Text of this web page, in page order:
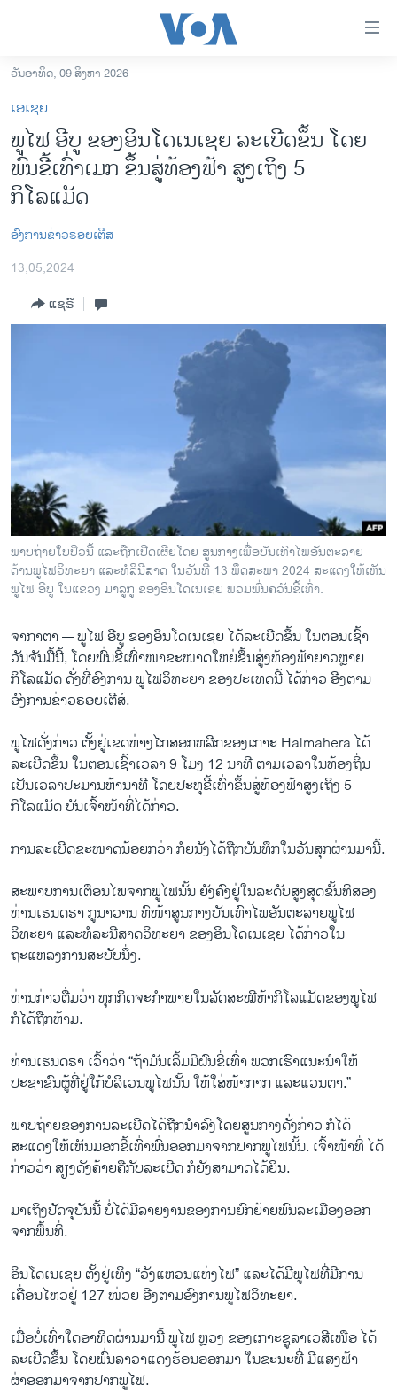
ເຂົ້າ
ຫາ
ຂ້າມ
ຂ້າມ
ໄປ
ຫາ
ຊອກ
ລາວ
ອາເມຣິກາ
ການເລືອກຕັ້ງ ປະທານາທີບໍດີ ສະຫະລັດ 2024
ອິດສະຫຼະພາບດ້ານການຂ່າວ
ພາສາອັງກິດ
ວີດີໂອ
ສຽງ
ລາຍການກະຈາຍສຽງ
ຕິດຕາມພວກເຮົາ ທີ່
ພາສາຕ່າງໆ
ວັນອາທິດ, 09 ສິງຫາ 2026
ເອເຊຍ
ພູໄຟ ອີບູ ຂອງອິນໂດເນເຊຍ ລະເບີດຂຶ້ນ ໂດຍ
ພົ່ນຂີ້ເທົ່າເມກ ຂຶ້ນສູ່ທ້ອງຟ້າ ສູງເຖິງ 5
ກິໂລແມັດ
ອົງການຂ່າວຣອຍເຕີສ
13,05,2024
ແຊຣ໌
ພາບຖ່າຍໃບປິວນີ້ ແລະຖືກເປີດເຜີຍໂດຍ ສູນກາງເພື່ອບັນເທົາໄພອັນຕະລາຍ
ດ້ານພູໄຟວິທະຍາ ແລະທໍລິນີສາດ ໃນວັນທີ 13 ພຶດສະພາ 2024 ສະແດງໃຫ້ເຫັນ
ພູໄຟ ອີບູ ໃນແຂວງ ມາລູກູ ຂອງອິນໂດເນເຊຍ ພວມພົ່ນຄວັນຂີ້ເທົ່າ.
ຈາກາຕາ —ພູໄຟ ອີບູ ຂອງອິນໂດເນເຊຍ ໄດ້ລະເບີດຂຶ້ນ ໃນຕອນເຊົ້າ
ວັນຈັນມື້ນີ້, ໂດຍພົ່ນຂີ້ເທົ່າໜາຂະໜາດໃຫຍ່ຂຶ້ນສູ່ງທ້ອງຟ້າຍາວຫຼາຍ
ກິໂລແມັດ ດັ່ງທີ່ອົງການ ພູໄຟວິທະຍາ ຂອງປະເທດນີ້ ໄດ້ກ່າວ ອີງຕາມ
ອົງການຂ່າວຣອຍເຕີສ໌.
ພູໄຟດັ່ງກ່າວ ຕັ້ງຢູ່ເຂດຫ່າງໄກສອກຫລີກຂອງເກາະ Halmahera ໄດ້
ລະເບີດຂຶ້ນ ໃນຕອນເຊົ້າເວລາ 9 ໂມງ 12 ນາທີ ຕາມເວລາໃນທ້ອງຖິ່ນ
ເປັນເວລາປະມານຫ້ານາທີ ໂດຍປະທຸຂີ້ເທົ່າຂຶ້ນສູ່ທ້ອງຟ້າສູງເຖິງ 5
ກິໂລແມັດ ບັນເຈົ້າໜ້າທີ່ໄດ້ກ່າວ.
ການລະເບີດຂະໜາດນ້ອຍກວ່າ ກໍຍນັງໄດ້ຖືກບັນທຶກໃນວັນສຸກຜ່ານມານີ້.
ສະພາບການເຕືອນໄພຈາກພູໄຟນັ້ນ ຍັງຄົງຢູ່ໃນລະດັບສູງສຸດຂັ້ນທີສອງ
ທ່ານເຮນດຣາ ກູນາວານ ຫົໜ້າສູນກາງບັນເທົາໄພອັນຕະລາຍພູໄຟ
ວິທະຍາ ແລະທໍລະນີສາດວິທະຍາ ຂອງອິນໂດເນເຊຍ ໄດ້ກ່າວໃນ
ຖະແຫລງການສະບັບນຶ່ງ.
ທ່ານກ່າວຕື່ມວ່າ ທຸກກິດຈະກຳພາຍໃນລັດສະໝີຫ້າກິໂລແມັດຂອງພູໄຟ
ກໍໄດ້ຖືກຫ້າມ.
ທ່ານເຮນດຣາ ເວົ້າວ່າ “ຖ້າມັນເລີ້ມມີຝົນຂີ່ເທົ່າ ພວກເຮົາແນະນຳໃຫ້
ປະຊາຊົນຜູ້ທີ່ຢູ່ໃກ້ບໍລິເວນພູໄຟນັ້ນ ໃຫ້ໃສ່ໜ້າກາກ ແລະແວນຕາ.”
ພາບຖ່າຍຂອງການລະເບີດໄດ້ຖືກນຳລົງໂດຍສູນກາງດັ່ງກ່າວ ກໍໄດ້
ສະແດງໃຫ້ເຫັນມອກຂີ້ເທົ່າພົ່ນອອກມາຈາກປາກພູໄຟນັ້ນ. ເຈົ້າໜ້າທີ່ ໄດ້
ກ່າວວ່າ ສຽງດັງຄ້າຍຄືກັບລະເບີດ ກໍຍັງສາມາດໄດ້ຍິນ.
ມາເຖິງປັດຈຸບັນນີ້ ບໍ່ໄດ້ມີລາຍງານຂອງການຍົກຍ້າຍພົນລະເມືອງອອກ
ຈາກພື້ນທີ່.
ອິນໂດເນເຊຍ ຕັ້ງຢູ່ເທິງ “ວັງແຫວນແຫ່ງໄຟ” ແລະໄດ້ມີພູໄຟທີ່ມີການ
ເຄື່ອນໄຫວຢູ່ 127 ໜ່ວຍ ອີງຕາມອົງການພູໄຟວິທະຍາ.
ເມື່ອບໍ່ເທົ່າໃດອາທິດຜ່ານມານີ້ ພູໄຟ ຫຼວງ ຂອງເກາະຊູລາເວສີເໜືອ ໄດ້
ລະເບີດຂຶ້ນ ໂດຍພົ່ນລາວາແດງຮ້ອນອອກມາ ໃນຂະນະທີ່ ມີແສງຟ້າ
ຜ່າອອກມາຈາກປາກພູໄຟ.